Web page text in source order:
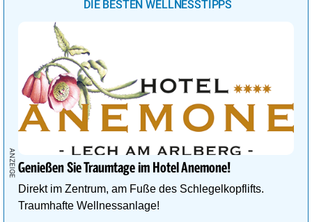
DIE BESTEN WELLNESSTIPPS
Genießen Sie Traumtage im Hotel Anemone!
Direkt im Zentrum, am Fuße des Schlegelkopflifts.
Traumhafte Wellnessanlage!